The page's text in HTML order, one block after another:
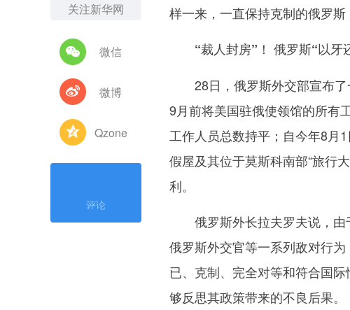
关注新华网
微信
微博
Qzone
评论
样一来，一直保持克制的俄罗斯
“裁人封房”！ 俄罗斯“以牙
28日，俄罗斯外交部宣布了
9月前将美国驻俄使领馆的所有
工作人员总数持平；自今年8月
假屋及其位于莫斯科南部“旅行
利。
俄罗斯外长拉夫罗夫说，由
俄罗斯外交官等一系列敌对行
已、克制、完全对等和符合国
够反思其政策带来的不良后果。